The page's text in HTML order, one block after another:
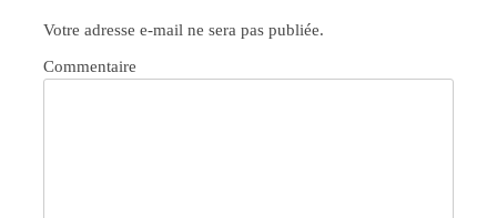
Votre adresse e-mail ne sera pas publiée.
Commentaire